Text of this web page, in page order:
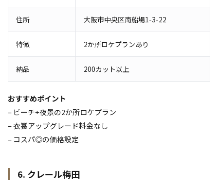
住所 大阪市中央区南船場1-3-22
特徴 2か所ロケプランあり
納品 200カット以上
おすすめポイント
– ビーチ+夜景の2か所ロケプラン
– 衣裳アップグレード料金なし
– コスパ◎の価格設定
6. クレール梅田